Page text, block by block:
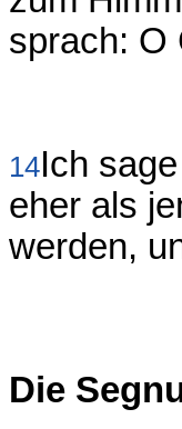
sprach: O
14Ich
eher als
werden,
Die